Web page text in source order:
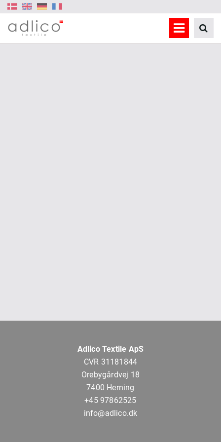
Adlico Textile ApS
CVR 31181844
Orebygårdvej 18
7400 Herning
+45 97862525
info@adlico.dk